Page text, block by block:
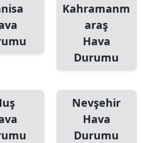
Kahramanm
araş
Hava
Durumu
Nevşehir
Hava
Durumu